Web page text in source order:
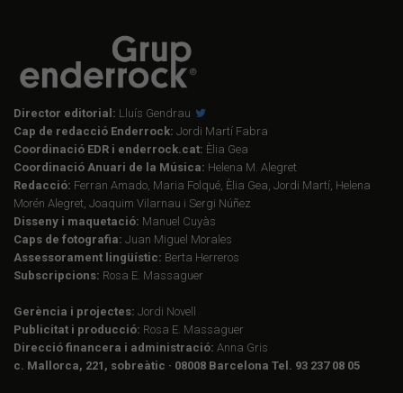
Director editorial: Lluís Gendrau
Cap de redacció Enderrock: Jordi Martí Fabra
Coordinació EDR i enderrock.cat: Èlia Gea
Coordinació Anuari de la Música: Helena M. Alegret
Redacció: Ferran Amado, Maria Folqué, Èlia Gea, Jordi Martí, Helena
Morén Alegret, Joaquim Vilarnau i Sergi Núñez
Disseny i maquetació: Manuel Cuyàs
Caps de fotografia: Juan Miguel Morales
Assessorament lingüístic: Berta Herreros
Subscripcions: Rosa E. Massaguer
Gerència i projectes: Jordi Novell
Publicitat i producció: Rosa E. Massaguer
Direcció financera i administració: Anna Gris
c. Mallorca, 221, sobreàtic · 08008 Barcelona Tel. 93 237 08 05